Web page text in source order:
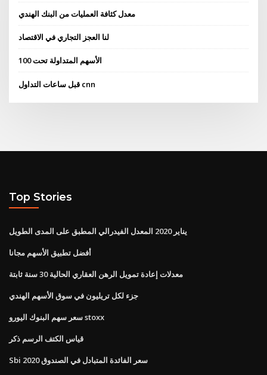
معدل كثافة العمليات من البنك الهندي
لنا العجز التجاري في الاقتصاد
الأسهم المتداولة تحت 100
قبل ساعات التداول cnn
Top Stories
يناير 2020 المعدل الفيدرالي المطبق على المدى الطويل
أفضل تطبيق الأسهم مجانا
معدلات إعادة تمويل الرهن العقاري الحالية 30 سنة ثابتة
جزء لكل تريليون في سوق الأسهم الهندي
سعر سهم البنوك اليورو stoxx
قياس الكتف الرسم ذكر
Sbi سعر الفائدة المتبادل في الصندوق 2020